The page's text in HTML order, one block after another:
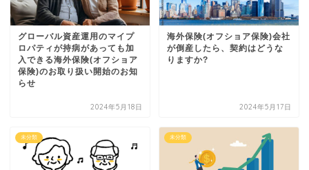
グローバル資産運用のマイプ
ロパティが持病があっても加
入できる海外保険(オフショア
保険)のお取り扱い開始のお知
らせ
2024年5月18日
海外保険(オフショア保険)会社
が倒産したら、契約はどうな
りますか?
2024年5月17日
未分類 未分類